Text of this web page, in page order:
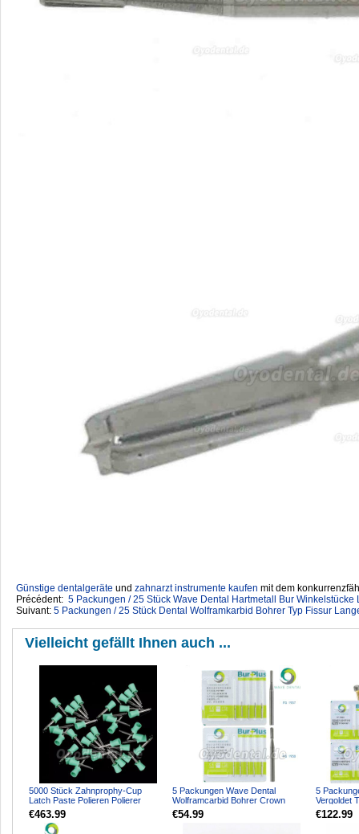
Günstige dentalgeräte ‎ und zahnarzt instrumente kaufen mit dem
Précédent: 5 Packungen / 25 Stück Wave Dental Hartmetall Bur Winkelstücke
Suivant: 5 Packungen / 25 Stück Dental Wolframkarbid Bohrer Typ Fissur
Vielleicht gefällt Ihnen auch ...
5000 Stück Zahnprophy-Cup
Latch Paste Polieren Polierer
Gummibecher für Zahnarzt
€463.99
5 Packungen Wave Dental
Wolframcarbid Bohrer Crown
Metallschneiden Gerade Fissur...
€54.99
5
Vergoldet
Bohrer
€122.99